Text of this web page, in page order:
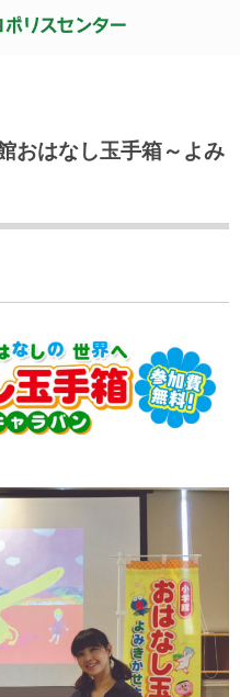
おはなし玉手箱～よみ